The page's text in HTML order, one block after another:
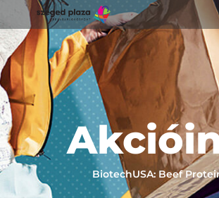
BiotechUSA: Beef